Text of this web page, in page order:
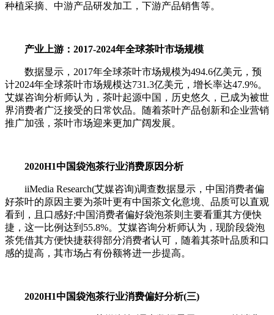
种植采摘、中游产品研发加工，下游产品销售等。
产业上游：2017-2024年全球茶叶市场规模
数据显示，2017年全球茶叶市场规模为494.6亿美元，预
计2024年全球茶叶市场规模达731.3亿美元，增长率达47.9%。
艾媒咨询分析师认为，茶叶起源中国，历史悠久，已成为被世
界消费者广泛接受的日常饮品。随着茶叶产品创新和企业营销
推广加强，茶叶市场迎来更加广阔发展。
2020H1中国袋泡茶行业消费原因分析
iiMedia Research(艾媒咨询)调查数据显示，中国消费者偏
好茶叶的原因主要为茶叶更有中国茶文化意境、品质可以直观
看到，且口感好;中国消费者偏好袋泡茶则主要看重其方便快
捷，这一比例达到55.8%。艾媒咨询分析师认为，现阶段袋泡
茶凭借其方便快捷获得部分消费者认可，随着其茶叶品质和口
感的提高，其市场占有份额将进一步提高。
2020H1中国袋泡茶行业消费偏好分析(三)